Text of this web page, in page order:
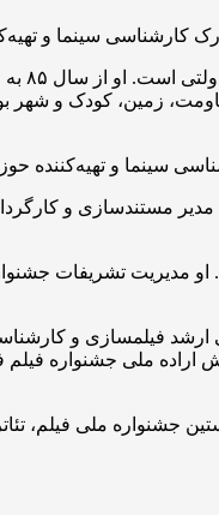
زمین، کودک و شهر
مستندسازی و
مدیریت تشریفات
ارشد فیلمسازی و
اراده ملی جشنواره